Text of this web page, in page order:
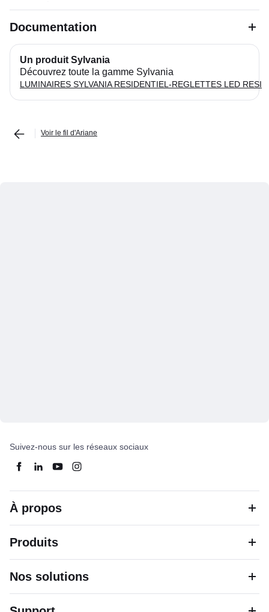
Documentation
Un produit Sylvania
Découvrez toute la gamme Sylvania
LUMINAIRES SYLVANIA RESIDENTIEL-REGLETTES LED RESI
Voir le fil d'Ariane
Suivez-nous sur les réseaux sociaux
À propos
Produits
Nos solutions